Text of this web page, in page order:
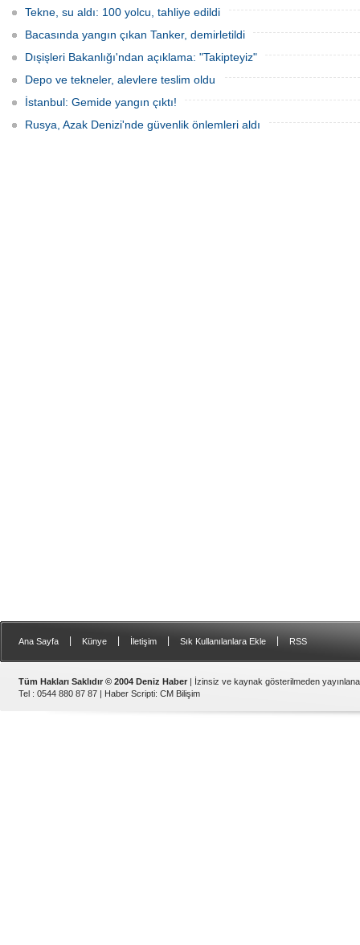
Tekne, su aldı: 100 yolcu, tahliye edildi
Bacasında yangın çıkan Tanker, demirletildi
Dışişleri Bakanlığı'ndan açıklama: "Takipteyiz"
Depo ve tekneler, alevlere teslim oldu
İstanbul: Gemide yangın çıktı!
Rusya, Azak Denizi'nde güvenlik önlemleri aldı
Ana Sayfa Künye İletişim Sık Kullanılanlara Ekle RSS
Tüm Hakları Saklıdır © 2004 Deniz Haber | İzinsiz ve kaynak gösterilmeden
Tel : 0544 880 87 87 | Haber Scripti: CM Bilişim